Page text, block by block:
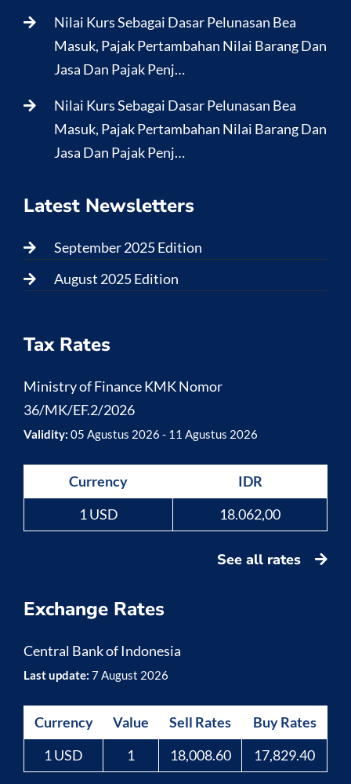
Nilai Kurs Sebagai Dasar Pelunasan Bea
Masuk, Pajak Pertambahan Nilai Barang Dan
Jasa Dan Pajak Penj…
Nilai Kurs Sebagai Dasar Pelunasan Bea
Masuk, Pajak Pertambahan Nilai Barang Dan
Jasa Dan Pajak Penj…
Latest Newsletters
September 2025 Edition
August 2025 Edition
Tax Rates
Ministry of Finance KMK Nomor
36/MK/EF.2/2026
Validity: 05 Agustus 2026 - 11 Agustus 2026
Currency
IDR
1 USD
18.062,00
See all rates
Exchange Rates
Central Bank of Indonesia
Last update: 7 August 2026
Currency Value Sell Rates
Buy Rates
1 USD
1 18,008.60 17,829.40